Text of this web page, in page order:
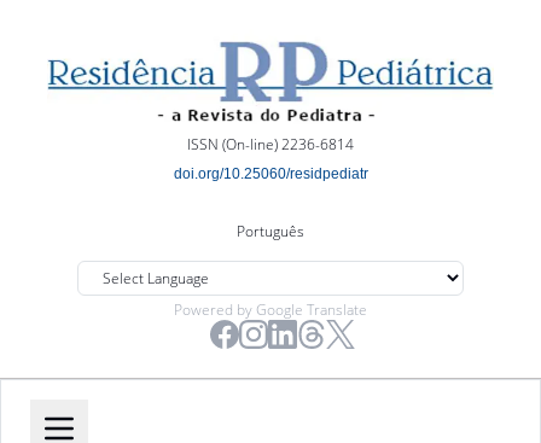
ISSN (On-line) 2236-6814
doi.org/10.25060/residpediatr
Português
Powered by Google Translate